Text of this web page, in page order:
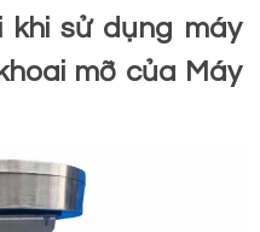
khi sử dụng máy
mỡ của Máy